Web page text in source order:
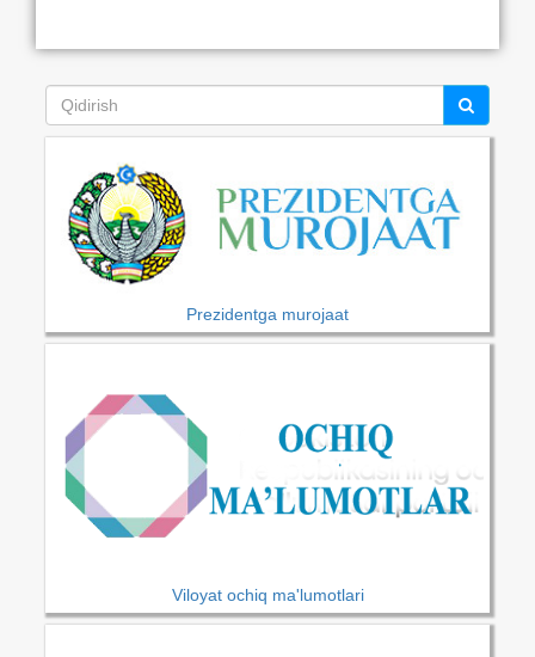
Prezidentga murojaat
Viloyat ochiq ma'lumotlari